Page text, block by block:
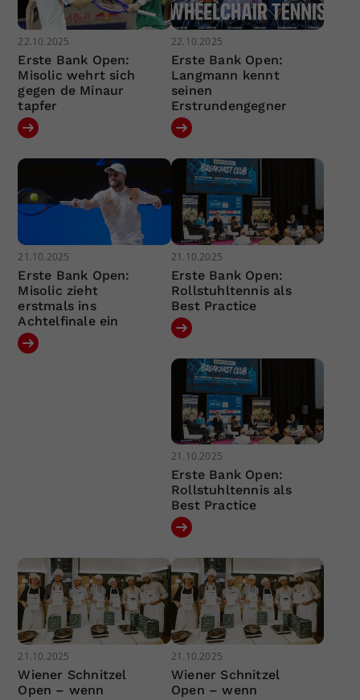
22.10.2025
Erste Bank Open:
Misolic wehrt sich
gegen de Minaur
tapfer
22.10.2025
Erste Bank Open:
Langmann kennt
seinen
Erstrundengegner
21.10.2025
Erste Bank Open:
Misolic zieht
erstmals ins
Achtelfinale ein
21.10.2025
Erste Bank Open:
Rollstuhltennis als
Best Practice
21.10.2025
Erste Bank Open:
Rollstuhltennis als
Best Practice
21.10.2025
Wiener Schnitzel
Open – wenn
21.10.2025
Wiener Schnitzel
Open – wenn